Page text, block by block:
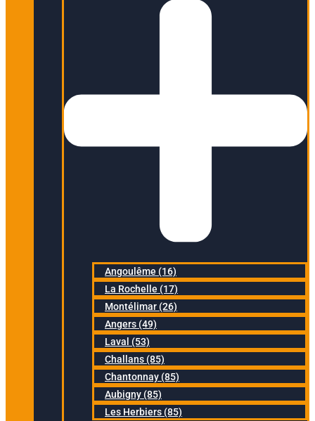
Angoulême (16)
La Rochelle (17)
Montélimar (26)
Angers (49)
Laval (53)
Challans (85)
Chantonnay (85)
Aubigny (85)
Les Herbiers (85)